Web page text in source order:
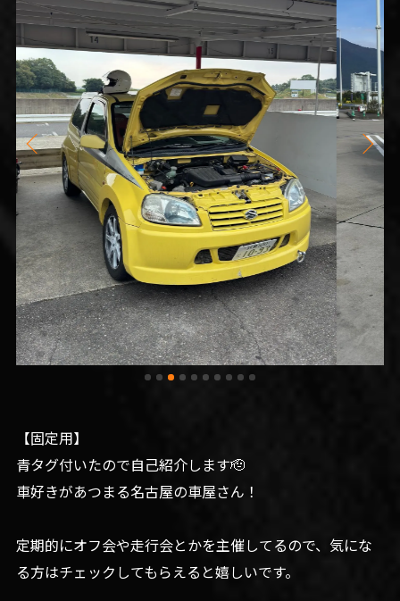
【固定用】
青タグ付いたので自己紹介します🫡
車好きがあつまる名古屋の車屋さん！
定期的にオフ会や走行会とかを主催してるので、気にな
る方はチェックしてもらえると嬉しいです。